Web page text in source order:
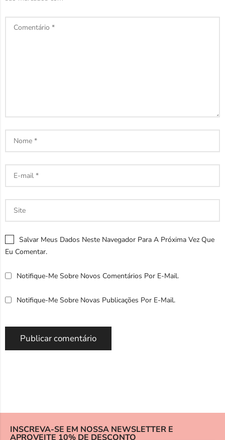
Salvar Meus Dados Neste Navegador Para A Próxima Vez Que
Eu Comentar.
Notifique-Me Sobre Novos Comentários Por E-Mail.
Notifique-Me Sobre Novas Publicações Por E-Mail.
INSCREVA-SE EM NOSSA NEWSLETTER E
APROVEITE 10% DE DESCONTO